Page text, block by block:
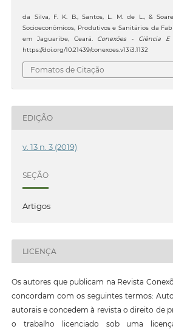
da Silva, F. K. B., Santos, L. M. de L., &
Socioeconômicos, Produtivos e Sanitários da
em Jaguaribe, Ceará. Conexões - Ciência E
https://doi.org/10.21439/conexoes.v13i3.1132
Fomatos de Citação
EDIÇÃO
v. 13 n. 3 (2019)
SEÇÃO
Artigos
LICENÇA
Os autores que publicam na Revista
concordam com os seguintes termos:
autorais e concedem à revista o direito de
o trabalho licenciado sob uma